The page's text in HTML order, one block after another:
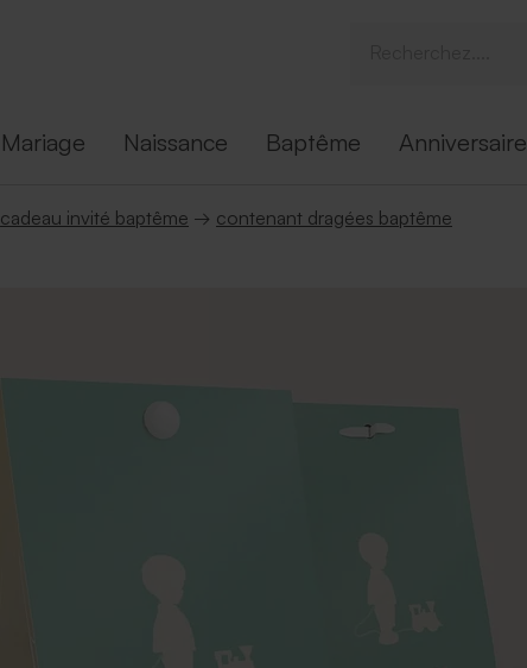
Mariage Naissance Baptême Anniversaire
cadeau invité baptême → contenant dragées baptême